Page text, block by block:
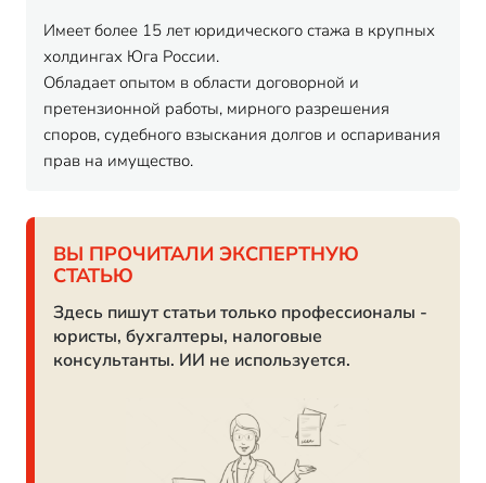
Имеет более 15 лет юридического стажа в крупных
холдингах Юга России.
Обладает опытом в области договорной и
претензионной работы, мирного разрешения
споров, судебного взыскания долгов и оспаривания
прав на имущество.
ВЫ ПРОЧИТАЛИ ЭКСПЕРТНУЮ
СТАТЬЮ
Здесь пишут статьи только профессионалы -
юристы, бухгалтеры, налоговые
консультанты. ИИ не используется.